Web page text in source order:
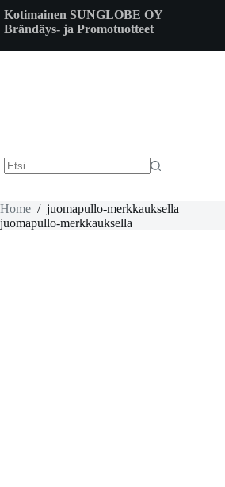
to
content
Kotimainen SUNGLOBE OY
Brändäys- ja Promotuotteet
Home / juomapullo-merkkauksella
juomapullo-merkkauksella